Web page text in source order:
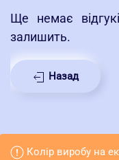
Ще немає
залишить.
Назад
Колір виробу на